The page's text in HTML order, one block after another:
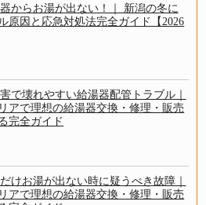
からお湯が出ない！｜ 新潟の冬に
原因と応急対処法完全ガイド【2026
で壊れやすい給湯器配管トラブル｜
アで理想の給湯器交換・修理・販売
完全ガイド
けお湯が出ない時に疑うべき故障｜
アで理想の給湯器交換・修理・販売